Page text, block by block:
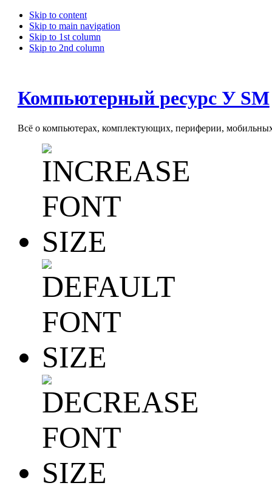
Skip to content
Skip to main navigation
Skip to 1st column
Skip to 2nd column
Компьютерный ресурс У SM
Всё о компьютерах, комплектующих, периферии, мобильных